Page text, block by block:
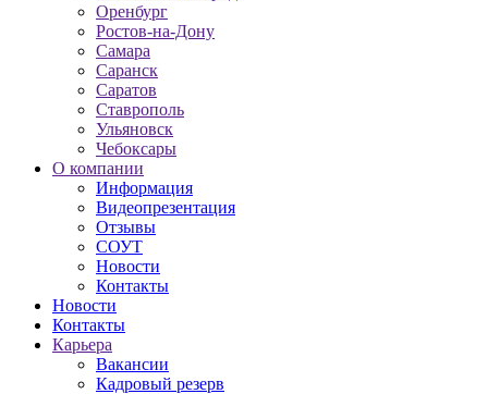
Оренбург
Ростов-на-Дону
Самара
Саранск
Саратов
Ставрополь
Ульяновск
Чебоксары
О компании
Информация
Видеопрезентация
Отзывы
СОУТ
Новости
Контакты
Новости
Контакты
Карьера
Вакансии
Кадровый резерв